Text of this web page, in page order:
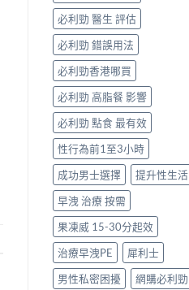
必利勁 醫生 評估
必利勁 錯誤用法
必利勁香港哪買
必利勁 高脂餐 影響
必利勁 點食 最有效
性行為前1至3小時
成功男士選擇
提升性生活
早洩 治療 按需
果凍威 15-30分起效
治療早洩PE
犀利士
男性私密困擾
網購必利勁